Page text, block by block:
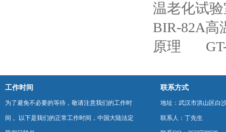
温老化试
BIR-82A高
原理
工作时间
为了避免不必要的等待，敬请注意我们的工作时
间 。以下是我们的正常工作时间，中国大陆法定
联系方式
地址：武汉市洪山区白
联系人：丁先生